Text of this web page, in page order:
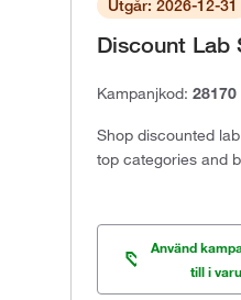
Utgår: 2026-12-31
Discount Lab
Kampanjkod: 28170
Shop discounted
top categories and
Använd
till i